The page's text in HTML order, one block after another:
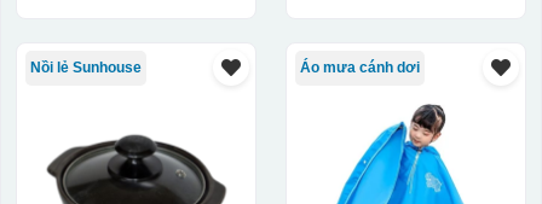
Nồi lẻ Sunhouse Áo mưa cánh dơi